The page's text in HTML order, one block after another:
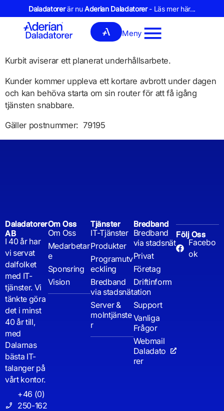
Daladatorerär nuAderian Daladatorer- Läs mer här...
Meny
Kurbit aviserar ett planerat underhållsarbete.
Kunder kommer uppleva ett kortare avbrott under dagen
och kan behöva starta om sin router för att få igång
tjänsten snabbare.
Gäller postnummer: 79195
Daladatorer
AB
I 40 år har
vi servat
dalfolket
med IT-
tjänster. Vi
tänkte göra
det i minst
40 år till,
med
Dalarnas
bästa IT-
talanger på
vårt kontor.
+46 (0)
250-162
Om Oss
Om Oss
Medarbetar
e
Sponsring
Vision
Tjänster
IT-Tjänster
Produkter
Programutv
eckling
Bredband
via stadsnät
Server &
molntjänste
r
Bredband
Bredband
via stadsnät
Privat
Företag
Driftinform
ation
Support
Vanliga
Frågor
Webmail
Daladato
rer
Följ Oss
Facebo
ok